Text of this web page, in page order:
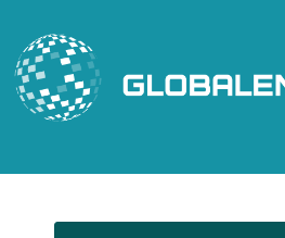
Inhalt
springen